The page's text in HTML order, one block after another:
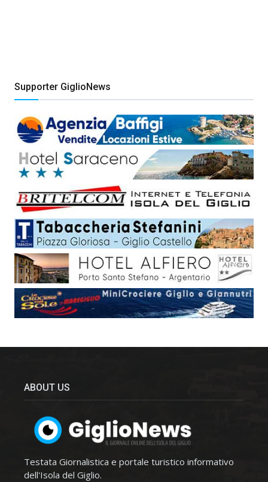
Supporter GiglioNews
ABOUT US
Testata Giornalistica e portale turistico informativo
dell'Isola del Giglio.